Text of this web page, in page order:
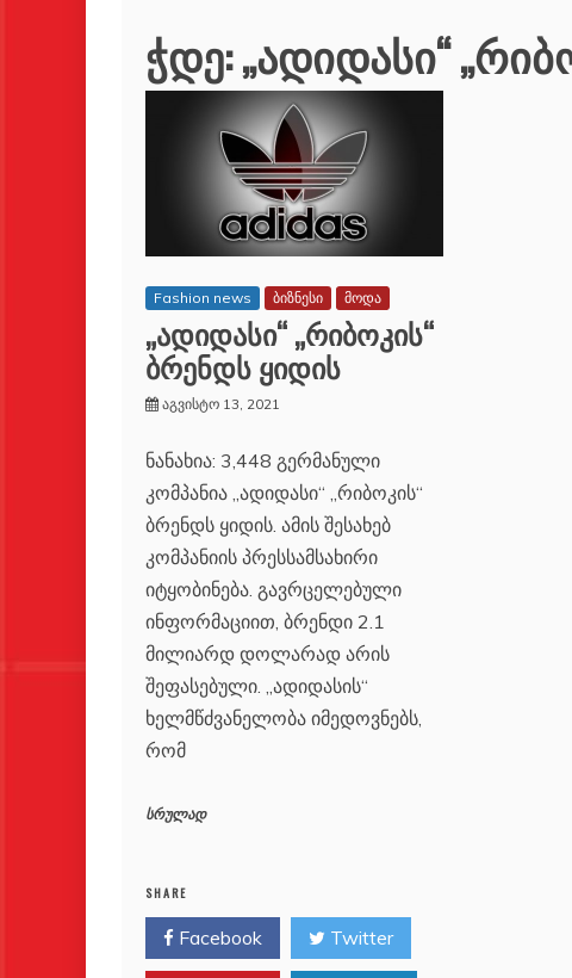
ჭდე:„ადიდასი“
Fashion news ბიზნესი მოდა
„ადიდასი“ „რიბოკის“
ბრენდს ყიდის
აგვისტო 13, 2021
ნანახია: 3,448 გერმანული
კომპანია „ადიდასი“ „რიბოკის“
ბრენდს ყიდის. ამის შესახებ
კომპანიის პრესსამსახირი
იტყობინება. გავრცელებული
ინფორმაციით, ბრენდი 2.1
მილიარდ დოლარად არის
შეფასებული. „ადიდასის“
ხელმწძვანელობა იმედოვნებს,
რომ
სრულად
SHARE
Facebook Twitter